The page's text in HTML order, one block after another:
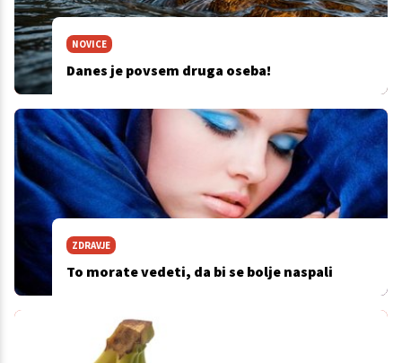
NOVICE
Danes je povsem druga oseba!
ZDRAVJE
To morate vedeti, da bi se bolje naspali